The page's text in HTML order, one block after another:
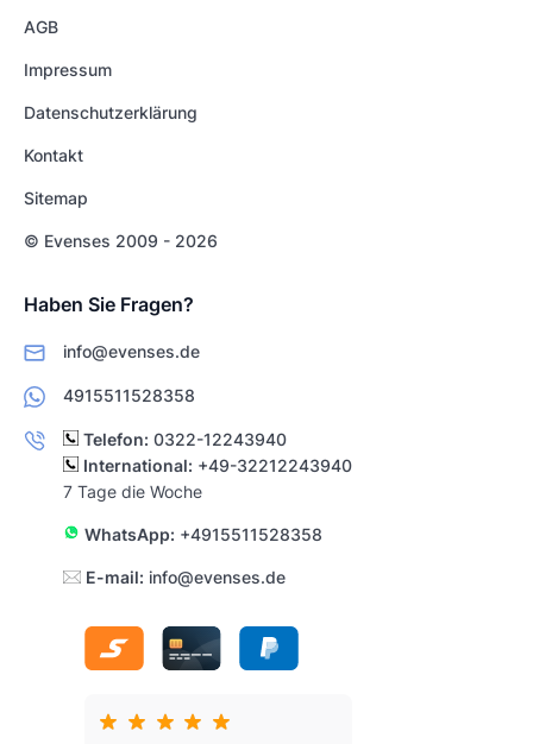
AGB
Impressum
Datenschutzerklärung
Kontakt
Sitemap
© Evenses 2009 - 2026
Haben Sie Fragen?
info@evenses.de
4915511528358
Telefon: 0322-12243940
International: +49-32212243940
7 Tage die Woche
WhatsApp: +4915511528358
E-mail: info@evenses.de